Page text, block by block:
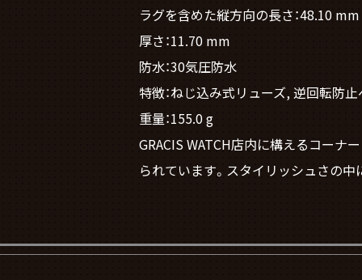
ラグを含めた縦方向の長さ：48.10 mm
厚さ：11.70 mm
防水：30気圧防水
特徴：ねじ込み式リューズ, 逆回転防
重量：155.0 g
GRACIS WATCH店内に構えるコーナ
られています。スタイリッシュさの